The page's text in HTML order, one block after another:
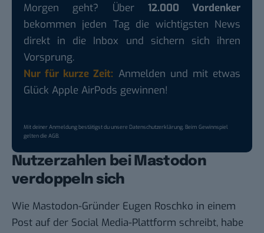
Morgen geht? Über 12.000 Vordenker
bekommen jeden Tag die wichtigsten News
direkt in die Inbox und sichern sich ihren
Vorsprung.
Nur für kurze Zeit: Anmelden und mit etwas
Glück Apple AirPods gewinnen!
Mit deiner Anmeldung bestätigst du unsereDatenschutzerklärung. Beim Gewinnspiel
gelten dieAGB.
Nutzerzahlen bei Mastodon
verdoppeln sich
Wie Mastodon-Gründer Eugen Roschko in einem
Post auf der Social Media-Plattform schreibt, habe